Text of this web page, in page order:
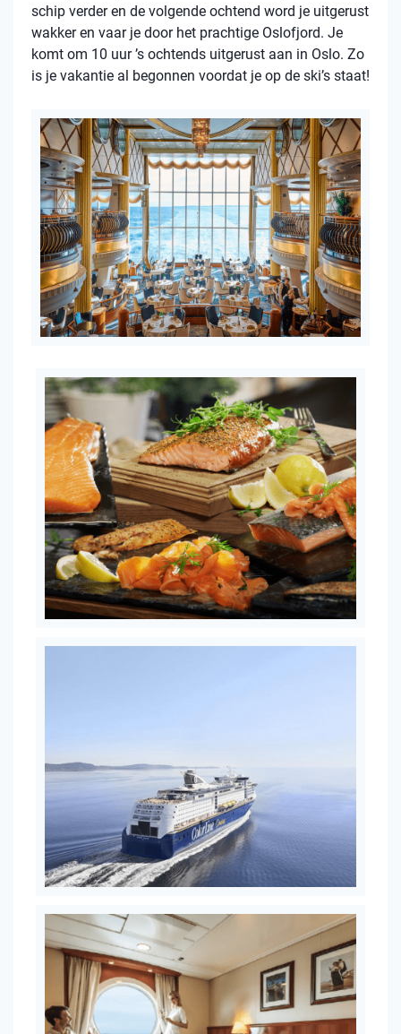
schip verder en de volgende ochtend word je uitgerust
wakker en vaar je door het prachtige Oslofjord. Je
komt om 10 uur ’s ochtends uitgerust aan in Oslo. Zo
is je vakantie al begonnen voordat je op de ski’s staat!